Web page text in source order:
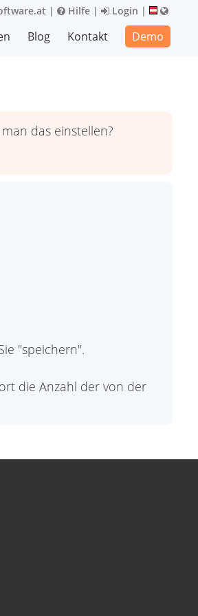
| Hilfe | Login |
Blog Kontakt Demo
das einstellen?
"speichern".
die Anzahl der von der